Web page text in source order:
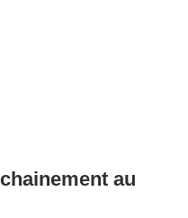
au